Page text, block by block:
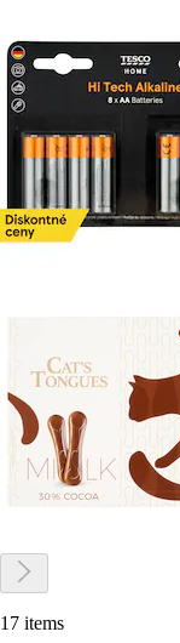
17 items